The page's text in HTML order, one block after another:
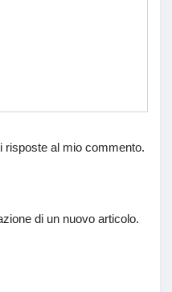
al mio commento.
di un nuovo articolo.